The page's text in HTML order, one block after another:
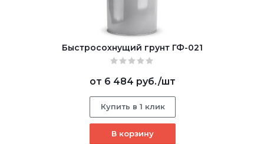
Быстросохнущий грунт ГФ-021
от 6 484 руб./шт
Купить в 1 клик
В корзину